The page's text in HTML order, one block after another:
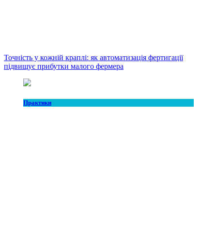
Точність у кожній краплі: як автоматизація фертигації
підвищує прибутки малого фермера
Практики